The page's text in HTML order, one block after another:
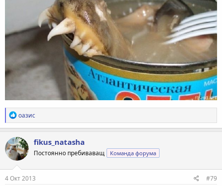
Р
е
а
к
ц
и
и
:
оазис
fikus_natasha
Постоянно пребиваващ Команда форума
4 Окт 2013 #79